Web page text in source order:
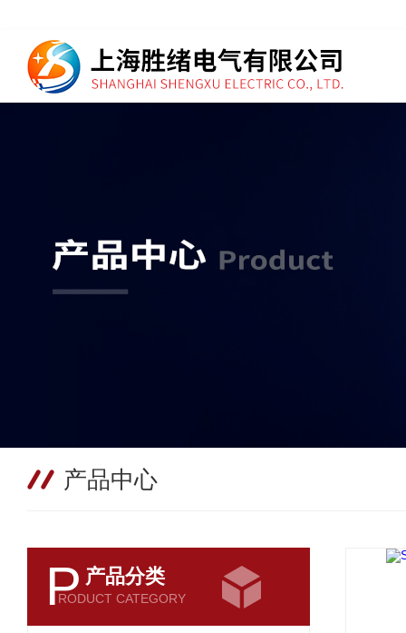
产品中心
P 产品分类
RODUCT CATEGORY